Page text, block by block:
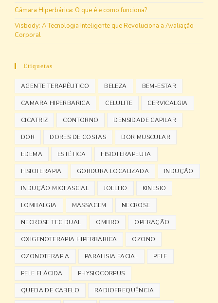
Câmara Hiperbárica: O que é e como funciona?
Visbody: A Tecnologia Inteligente que Revoluciona a Avaliação
Corporal
Etiquetas
AGENTE TERAPÊUTICO BELEZA BEM-ESTAR
CAMARA HIPERBARICA CELULITE CERVICALGIA
CICATRIZ CONTORNO DENSIDADE CAPILAR
DOR DORES DE COSTAS DOR MUSCULAR
EDEMA ESTÉTICA FISIOTERAPEUTA
FISIOTERAPIA GORDURA LOCALIZADA INDUÇÃO
INDUÇÃO MIOFASCIAL JOELHO KINESIO
LOMBALGIA MASSAGEM NECROSE
NECROSE TECIDUAL OMBRO OPERAÇÃO
OXIGENOTERAPIA HIPERBARICA OZONO
OZONOTERAPIA PARALISIA FACIAL PELE
PELE FLÁCIDA PHYSIOCORPUS
QUEDA DE CABELO RADIOFREQUÊNCIA